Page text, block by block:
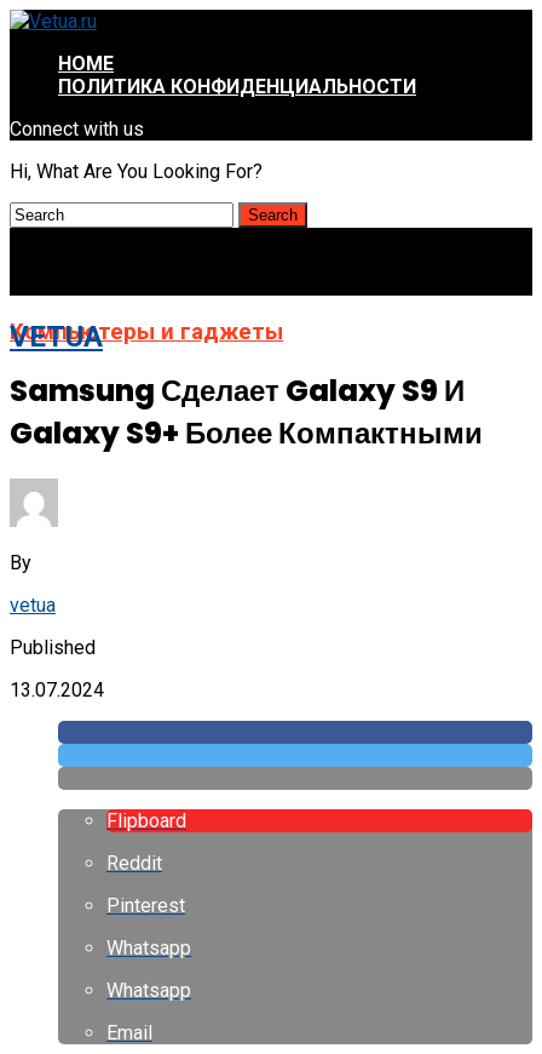
HOME
ПОЛИТИКА КОНФИДЕНЦИАЛЬНОСТИ
Connect with us
Hi, What Are You Looking For?
VETUA
Компьютеры и гаджеты
Samsung Сделает Galaxy S9 И
Galaxy S9+ Более Компактными
By
vetua
Published
13.07.2024
Flipboard
Reddit
Pinterest
Whatsapp
Whatsapp
Email